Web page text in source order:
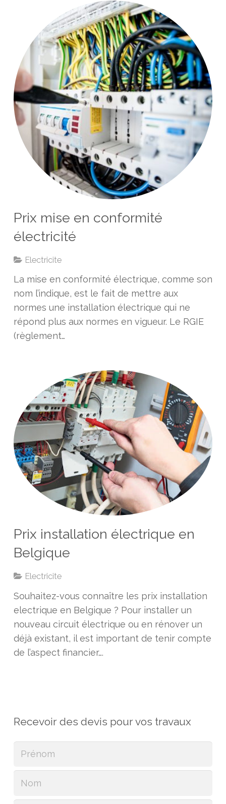
Prix mise en conformité
électricité
Electricite
La mise en conformité électrique, comme son
nom l’indique, est le fait de mettre aux
normes une installation électrique qui ne
répond plus aux normes en vigueur. Le RGIE
(règlement…
Prix installation électrique en
Belgique
Electricite
Souhaitez-vous connaître les prix installation
electrique en Belgique ? Pour installer un
nouveau circuit électrique ou en rénover un
déjà existant, il est important de tenir compte
de l’aspect financier….
Recevoir des devis pour vos travaux